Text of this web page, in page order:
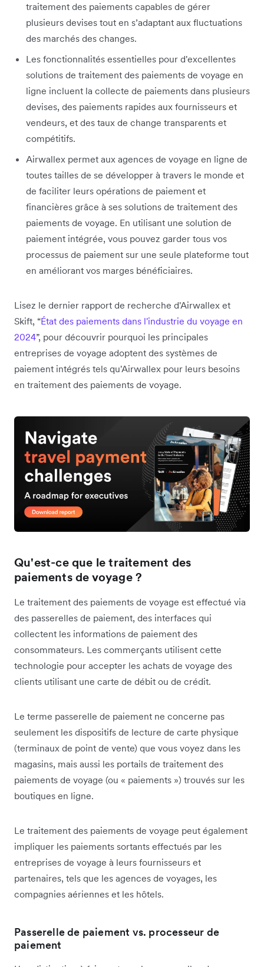
traitement des paiements capables de gérer
plusieurs devises tout en s’adaptant aux fluctuations
des marchés des changes.
Les fonctionnalités essentielles pour d'excellentes
solutions de traitement des paiements de voyage en
ligne incluent la collecte de paiements dans plusieurs
devises, des paiements rapides aux fournisseurs et
vendeurs, et des taux de change transparents et
compétitifs.
Airwallex permet aux agences de voyage en ligne de
toutes tailles de se développer à travers le monde et
de faciliter leurs opérations de paiement et
financières grâce à ses solutions de traitement des
paiements de voyage. En utilisant une solution de
paiement intégrée, vous pouvez garder tous vos
processus de paiement sur une seule plateforme tout
en améliorant vos marges bénéficiaires.
Lisez le dernier rapport de recherche d'Airwallex et
Skift, “État des paiements dans l'industrie du voyage en
2024”, pour découvrir pourquoi les principales
entreprises de voyage adoptent des systèmes de
paiement intégrés tels qu'Airwallex pour leurs besoins
en traitement des paiements de voyage.
Qu'est-ce que le traitement des
paiements de voyage ?
Le traitement des paiements de voyage est effectué via
des passerelles de paiement, des interfaces qui
collectent les informations de paiement des
consommateurs. Les commerçants utilisent cette
technologie pour accepter les achats de voyage des
clients utilisant une carte de débit ou de crédit.
Le terme passerelle de paiement ne concerne pas
seulement les dispositifs de lecture de carte physique
(terminaux de point de vente) que vous voyez dans les
magasins, mais aussi les portails de traitement des
paiements de voyage (ou « paiements ») trouvés sur les
boutiques en ligne.
Le traitement des paiements de voyage peut également
impliquer les paiements sortants effectués par les
entreprises de voyage à leurs fournisseurs et
partenaires, tels que les agences de voyages, les
compagnies aériennes et les hôtels.
Passerelle de paiement vs. processeur de
paiement